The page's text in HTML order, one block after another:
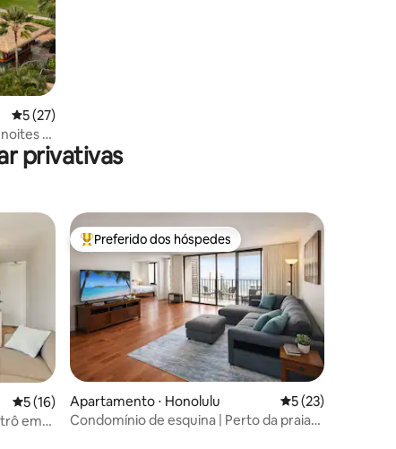
5 de uma avaliação média de 5, 27 avaliações
5 (27)
e
privativas
5 de uma avaliação média de 5, 16 avaliações
5 (16)
em
Entre os melhores preferidos dos hóspedes
Preferido dos hóspedes
Apartamento ⋅ Honolulu 5 de uma
5 (23)
Condomínio de esquina | Perto da praia